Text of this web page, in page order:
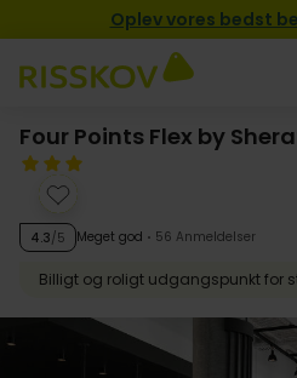
Oplev vores bedst
Four Points Flex by
4.3/5 Meget god 56 Anmeldelser
Billigt og roligt udgangspunkt for